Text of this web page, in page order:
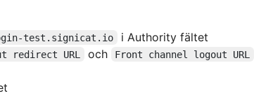
test.signicat.io
i Authority fältet
redirect URL och Front channel logout URL